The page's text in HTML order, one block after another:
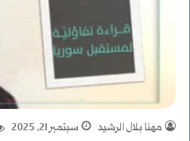
مهنا بلال الرشيد سبتمبر 21, 2025